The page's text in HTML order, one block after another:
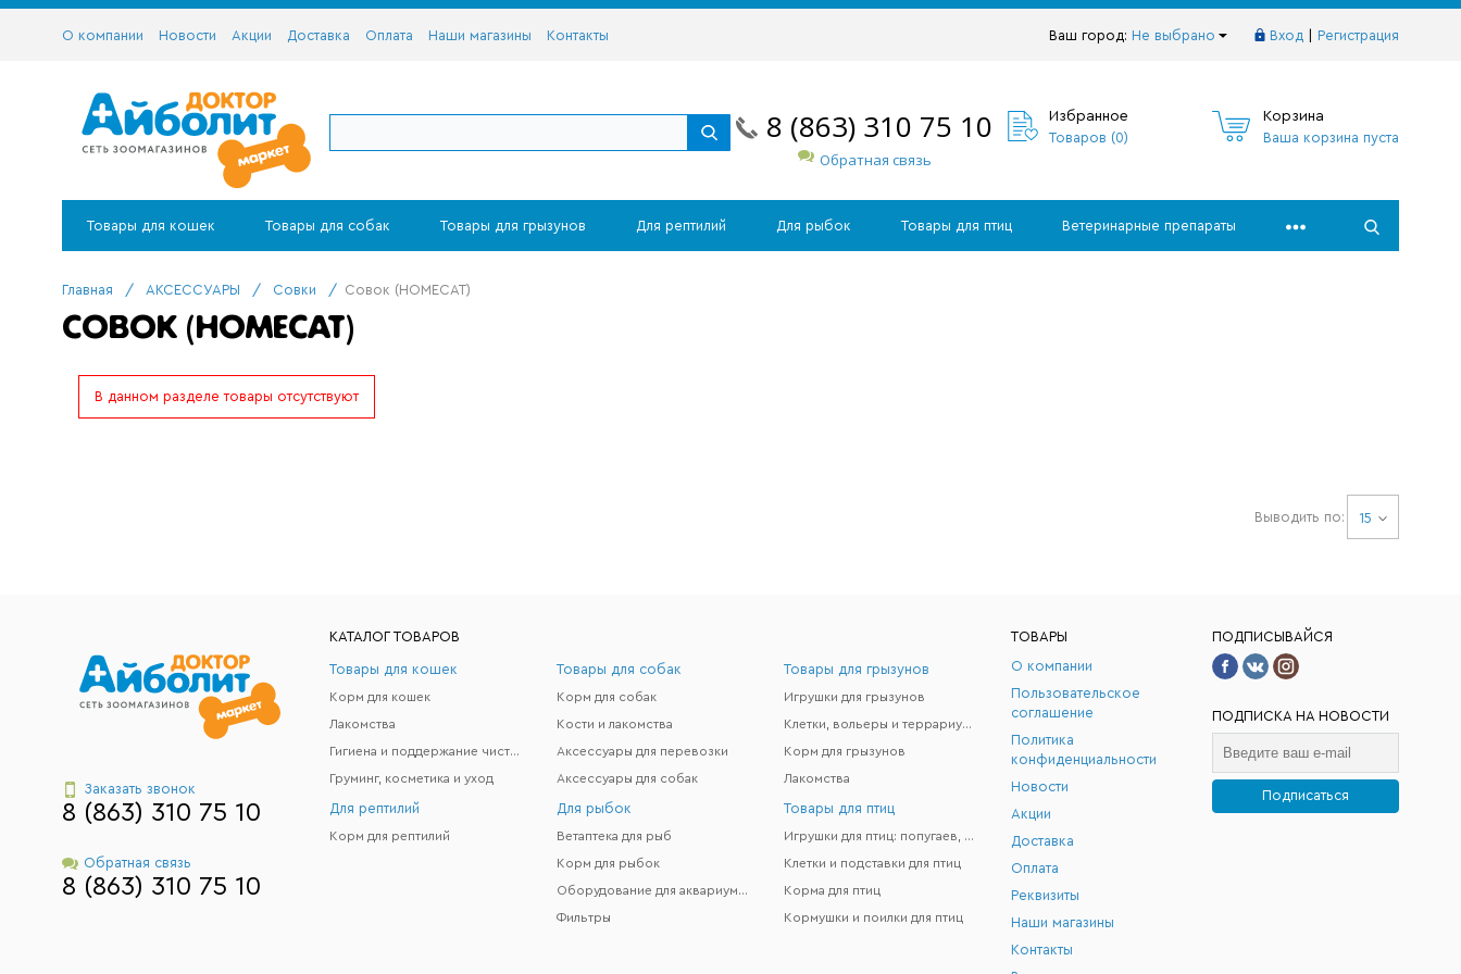
Ваш город: Не выбрано Вход Регистрация
О компании Новости Акции Доставка Оплата Наши магазины Контакты
8 (863) 310 75 10
Обратная связь
Избранное
Товаров (0)
Корзина
Ваша корзина пуста
Товары для кошек Товары для собак Товары для грызунов Для рептилий Для рыбок Товары для птиц Ветеринарные препараты
Главная / АКСЕССУАРЫ / Совки / Совок (HOMECAT)
СОВОК (HOMECAT)
В данном разделе товары отсутствуют
Выводить по: 15
Заказать звонок
8 (863) 310 75 10
Обратная связь
8 (863) 310 75 10
КАТАЛОГ ТОВАРОВ
Товары для кошек
Корм для кошек
Лакомства
Гигиена и поддержание чистоты
Груминг, косметика и уход
Товары для собак
Корм для собак
Кости и лакомства
Аксессуары для перевозки
Аксессуары для собак
Товары для грызунов
Игрушки для грызунов
Клетки, вольеры и террариумы
Корм для грызунов
Лакомства
Для рептилий
Корм для рептилий
Для рыбок
Ветаптека для рыб
Корм для рыбок
Оборудование для аквариумов
Фильтры
Товары для птиц
Игрушки для птиц: попугаев, канареек и др.
Клетки и подставки для птиц
Корма для птиц
Кормушки и поилки для птиц
ТОВАРЫ
О компании
Пользовательское
соглашение
Политика
конфиденциальности
Новости
Акции
Доставка
Оплата
Реквизиты
Наши магазины
Контакты
ПОДПИСЫВАЙСЯ
ПОДПИСКА НА НОВОСТИ
Подписаться